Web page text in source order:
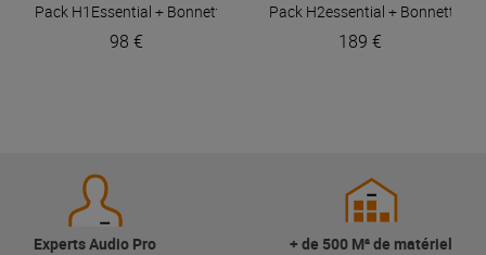
Pack H1Essential + Bonnette Zoom
98 €
Pack H2essential + Bonnette
189 €
Experts Audio Pro + de 500 M² de matériel